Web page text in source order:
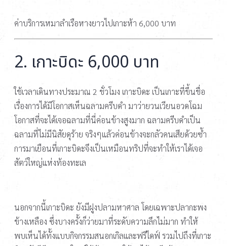
ค่าบริการเหมาลำเรือหางยาวไปเกาะห้า 6,000 บาท
2. เกาะบิดะ 6,000 บาท
ใช้เวลาเดินทางประมาณ 2 ชั่วโมง เกาะบิดะ เป็นเกาะที่ขึ้นชื่อ
เรื่องการได้มีโอกาสเห็นฉลามครีบดำ มาว่ายวนเวียนอวดโฉม
โอกาสที่จะได้เจอฉลามที่นี่ค่อนข้างสูงมาก ฉลามครีบดำเป็น
ฉลามที่ไม่มีนิสัยดุร้าย จริงๆแล้วค่อนข้างจะกลัวคนเสียด้วยซ้ำ
การมาเยือนที่เกาะบิดะจึงเป็นเหมือนทริปที่จะทำให้เราได้เจอ
สัตว์ใหญ่แห่งท้องทะเล
นอกจากนี้เกาะบิดะ ยังมีฝูงปลามหาศาล โดยเฉพาะปลากะพง
ข้างเหลือง ซึ่งบางครั้งก็ว่ายมาที่ระดับความลึกไม่มาก ทำให้
พบเห็นได้ทั้งแบบกิจกรรมสนอกเกิลและฟรีไดฟ์ รวมไปถึงที่เกาะ